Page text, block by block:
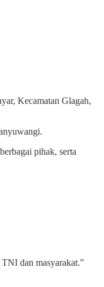
Kecamatan Glagah,
pihak, serta
dan masyarakat.”